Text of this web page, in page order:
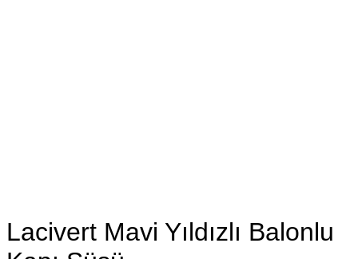
Lacivert Mavi Yıldızlı Balonlu